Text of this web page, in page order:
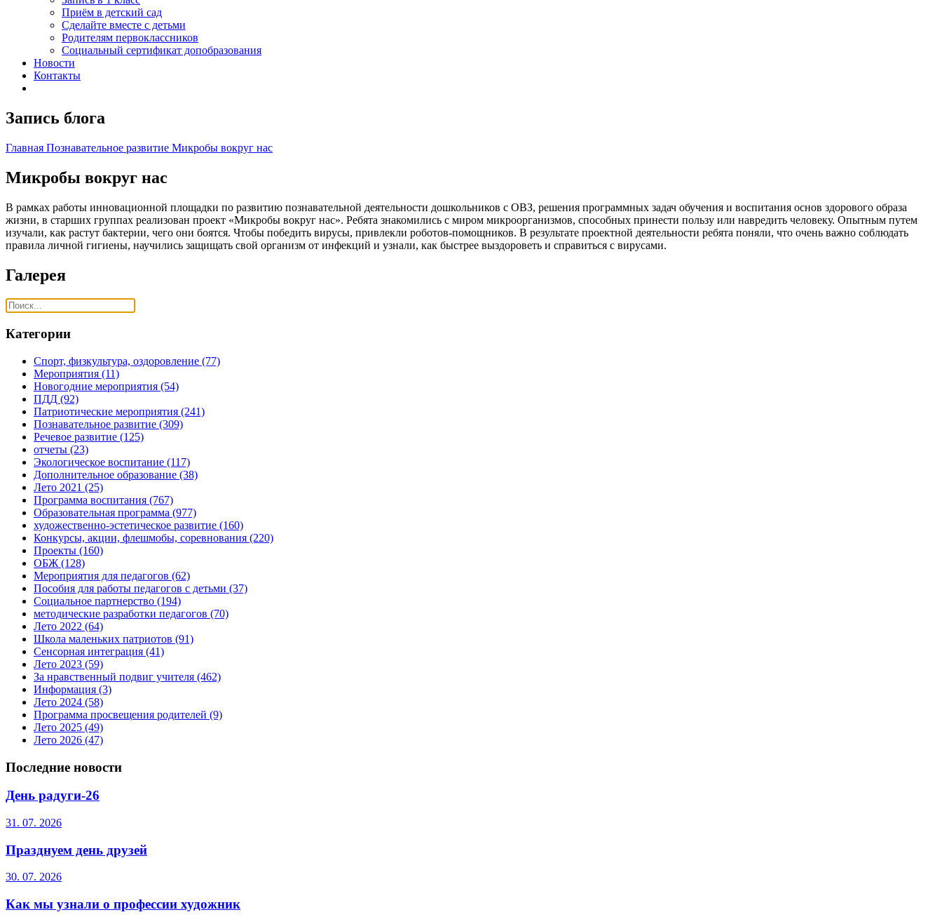
Приём в детский сад
Сделайте вместе с детьми
Родителям первоклассников
Социальный сертификат допобразования
Новости
Контакты
Запись блога
Главная Познавательное развитие Микробы вокруг нас
Микробы вокруг нас
В рамках работы инновационной площадки по развитию познавательной деятельности дошкольников с ОВЗ, решения программных задач обучения и воспитания основ здорового образа
жизни, в старших группах реализован проект «Микробы вокруг нас». Ребята знакомились с миром микроорганизмов, способных принести пользу или навредить человеку. Опытным путем
изучали, как растут бактерии, чего они боятся. Чтобы победить вирусы, привлекли роботов-помощников. В результате проектной деятельности ребята поняли, что очень важно соблюдать
правила личной гигиены, научились защищать свой организм от инфекций и узнали, как быстрее выздороветь и справиться с вирусами.
Галерея
Категории
Спорт, физкультура, оздоровление (77)
Мероприятия (11)
Новогодние мероприятия (54)
ПДД (92)
Патриотические мероприятия (241)
Познавательное развитие (309)
Речевое развитие (125)
отчеты (23)
Экологическое воспитание (117)
Дополнительное образование (38)
Лето 2021 (25)
Программа воспитания (767)
Образовательная программа (977)
художественно-эстетическое развитие (160)
Конкурсы, акции, флешмобы, соревнования (220)
Проекты (160)
ОБЖ (128)
Мероприятия для педагогов (62)
Пособия для работы педагогов с детьми (37)
Социальное партнерство (194)
методические разработки педагогов (70)
Лето 2022 (64)
Школа маленьких патриотов (91)
Сенсорная интеграция (41)
Лето 2023 (59)
За нравственный подвиг учителя (462)
Информация (3)
Лето 2024 (58)
Программа просвещения родителей (9)
Лето 2025 (49)
Лето 2026 (47)
Последние новости
День радуги-26
31. 07. 2026
Празднуем день друзей
30. 07. 2026
Как мы узнали о профессии художник